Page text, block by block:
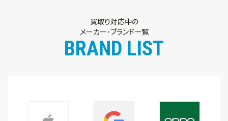
買取り対応中の
メーカー･ブランド一覧
BRAND LIST